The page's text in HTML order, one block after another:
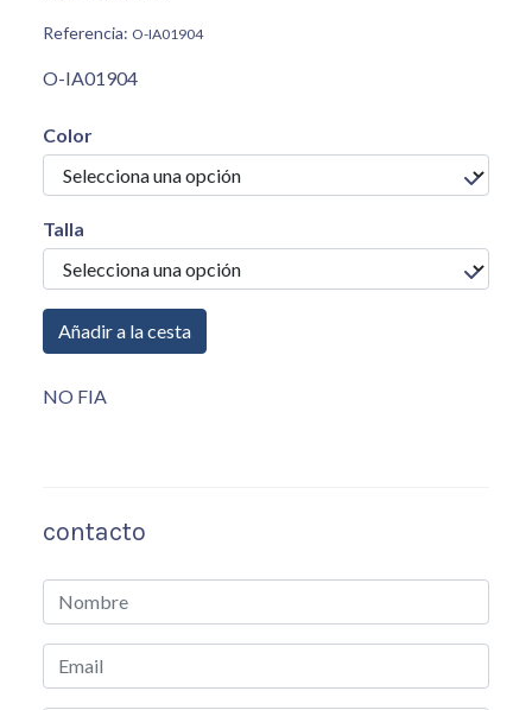
Referencia: O-IA01904
O-IA01904
Color
Talla
Añadir a la cesta
NO FIA
contacto